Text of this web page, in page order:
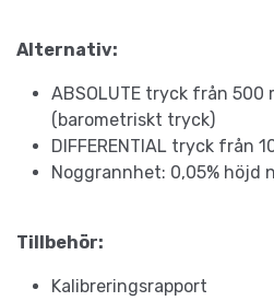
Alternativ:
ABSOLUTE tryck från 500
(barometriskt tryck)
DIFFERENTIAL tryck från
Noggrannhet: 0,05% höjd
Tillbehör:
Kalibreringsrapport